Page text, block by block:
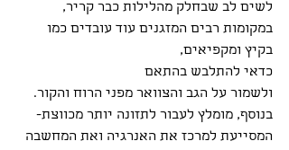
לשים לב שבחלק מהלילות כבר קריר,
במקומות רבים המזגנים עוד עובדים כמו
בקיץ ומקפיאים,
כדאי להתלבש בהתאם
ולשמור על הגב והצוואר מפני הרוח והקור.
בנוסף, מומלץ לעבור לתזונה יותר מכווצת-
המסייעת למרכז את האנרגיה ואת המחשבה